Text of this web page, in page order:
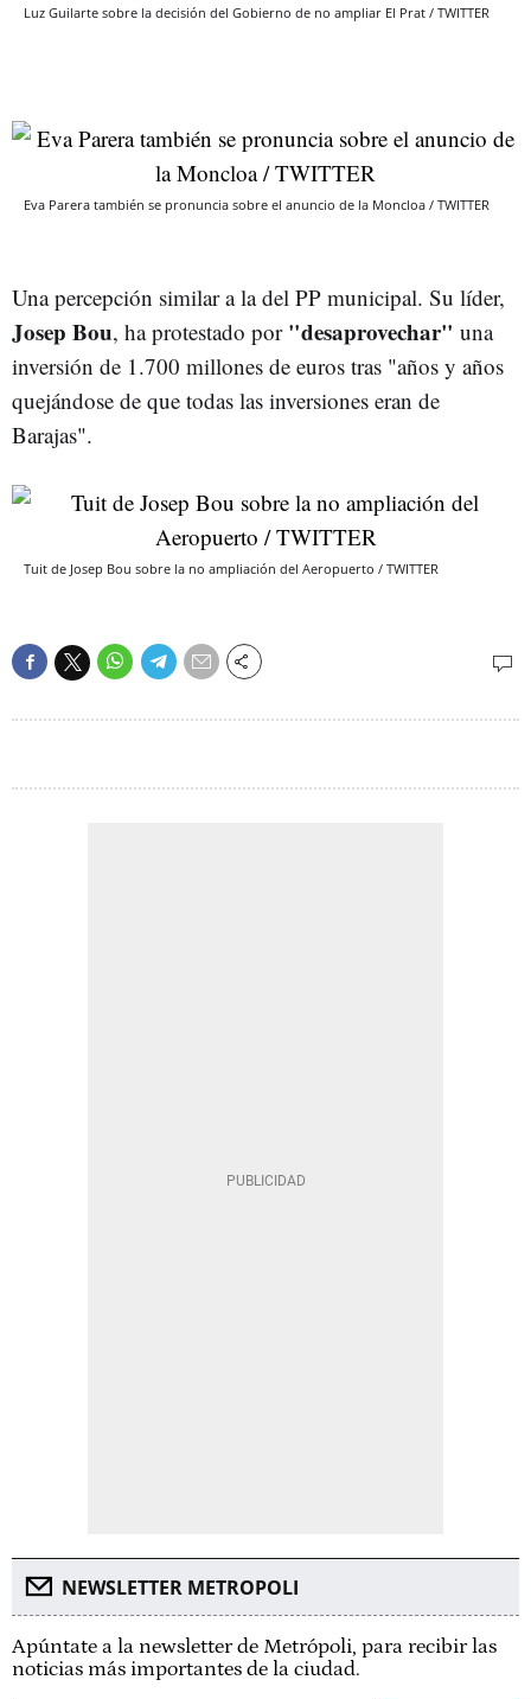
Luz Guilarte sobre la decisión del Gobierno de no ampliar El Prat / TWITTER
Eva Parera también se pronuncia sobre el anuncio de la Moncloa / TWITTER
Una percepción similar a la del PP municipal. Su líder,
Josep Bou, ha protestado por "desaprovechar" una
inversión de 1.700 millones de euros tras "años y años
quejándose de que todas las inversiones eran de
Barajas".
Tuit de Josep Bou sobre la no ampliación del Aeropuerto / TWITTER
NEWSLETTER METROPOLI
Apúntate a la newsletter de Metrópoli, para recibir las
noticias más importantes de la ciudad.